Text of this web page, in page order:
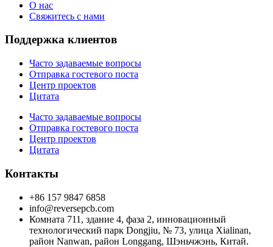
О нас
Свяжитесь с нами
Поддержка клиентов
Часто задаваемые вопросы
Отправка гостевого поста
Центр проектов
Цитата
Часто задаваемые вопросы
Отправка гостевого поста
Центр проектов
Цитата
Контакты
+86 157 9847 6858
info@reversepcb.com
Комната 711, здание 4, фаза 2, инновационный
технологический парк Dongjiu, № 73, улица Xialinan,
район Nanwan, район Longgang, Шэньчжэнь, Китай.